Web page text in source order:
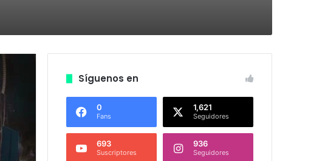
Síguenos en
0
Fans
1,621
Seguidores
693
Suscriptores
936
Seguidores